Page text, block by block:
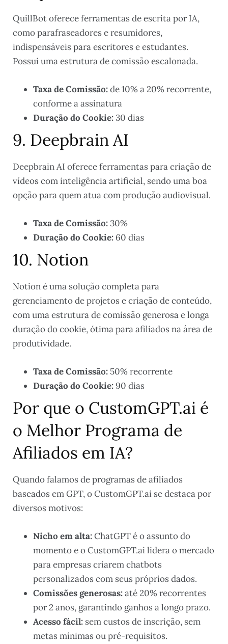
QuillBot oferece ferramentas de escrita por IA,
como parafraseadores e resumidores,
indispensáveis para escritores e estudantes.
Possui uma estrutura de comissão escalonada.
Taxa de Comissão:de 10% a 20% recorrente,
conforme a assinatura
Duração do Cookie: 30 dias
9. Deepbrain AI
Deepbrain AI oferece ferramentas para criação de
vídeos com inteligência artificial, sendo uma boa
opção para quem atua com produção audiovisual.
Taxa de Comissão: 30%
Duração do Cookie: 60 dias
10. Notion
Notion é uma solução completa para
gerenciamento de projetos e criação de conteúdo,
com uma estrutura de comissão generosa e longa
duração do cookie, ótima para afiliados na área de
produtividade.
Taxa de Comissão: 50% recorrente
Duração do Cookie:90 dias
Por que o CustomGPT.ai é
o Melhor Programa de
Afiliados em IA?
Quando falamos de programas de afiliados
baseados em GPT, o CustomGPT.ai se destaca por
diversos motivos:
Nicho em alta:ChatGPT é o assunto do
momento e o CustomGPT.ai lidera o mercado
para empresas criarem chatbots
personalizados com seus próprios dados.
Comissões generosas:até 20% recorrentes
por 2 anos, garantindo ganhos a longo prazo.
Acesso fácil: sem custos de inscrição, sem
metas mínimas ou pré-requisitos.